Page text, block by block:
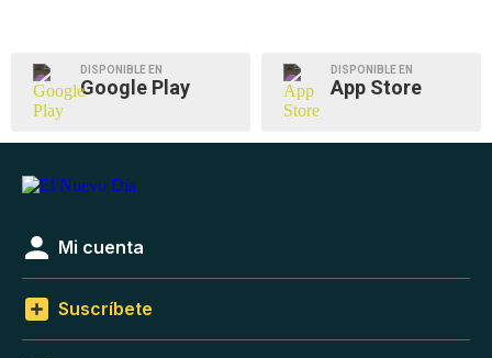
DISPONIBLE EN
Google Play
DISPONIBLE EN
App Store
Mi cuenta
Suscríbete